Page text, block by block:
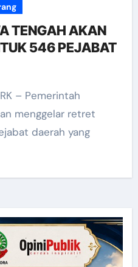
TENGAH AKAN
546 PEJABAT
menggelar retret
daerah yang